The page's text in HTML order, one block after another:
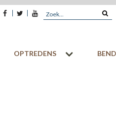
FacebookTwitterYoutube
Search
OPTREDENS